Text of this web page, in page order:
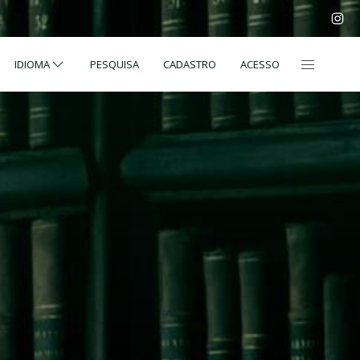
IDIOMA PESQUISA CADASTRO ACESSO